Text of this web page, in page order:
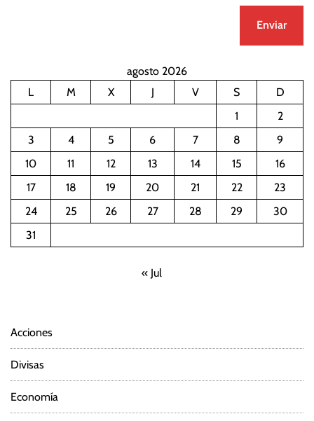
agosto 2026
L
M X J V S
D
1
2
3
4 5 6 7 8
9
10
11 12 13 14 15
16
17
18 19 20 21 22
23
24
25 26 27 28 29
30
31
« Jul
Acciones
Divisas
Economía